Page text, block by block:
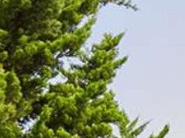
khám phá về mỹ thuật
đẹp của người nghệ sĩ.
cảnh thiên
đáo trên núi Thiên
mênh mông của núi